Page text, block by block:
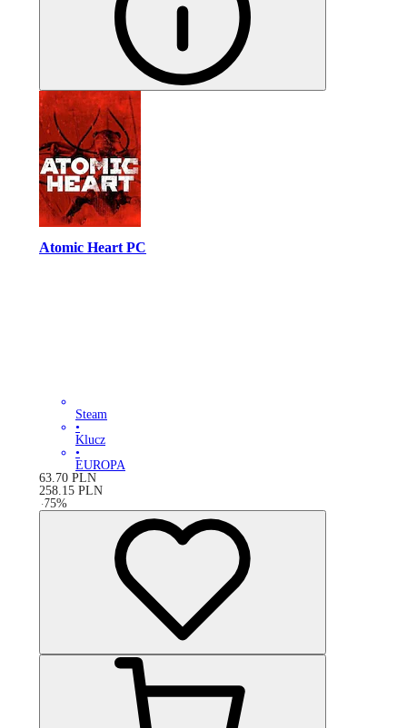
Atomic Heart PC
Steam
•
Klucz
•
EUROPA
63.70 PLN
258.15 PLN
-75%